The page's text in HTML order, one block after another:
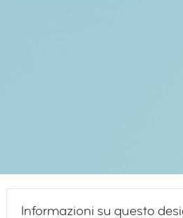
Informazioni su questo